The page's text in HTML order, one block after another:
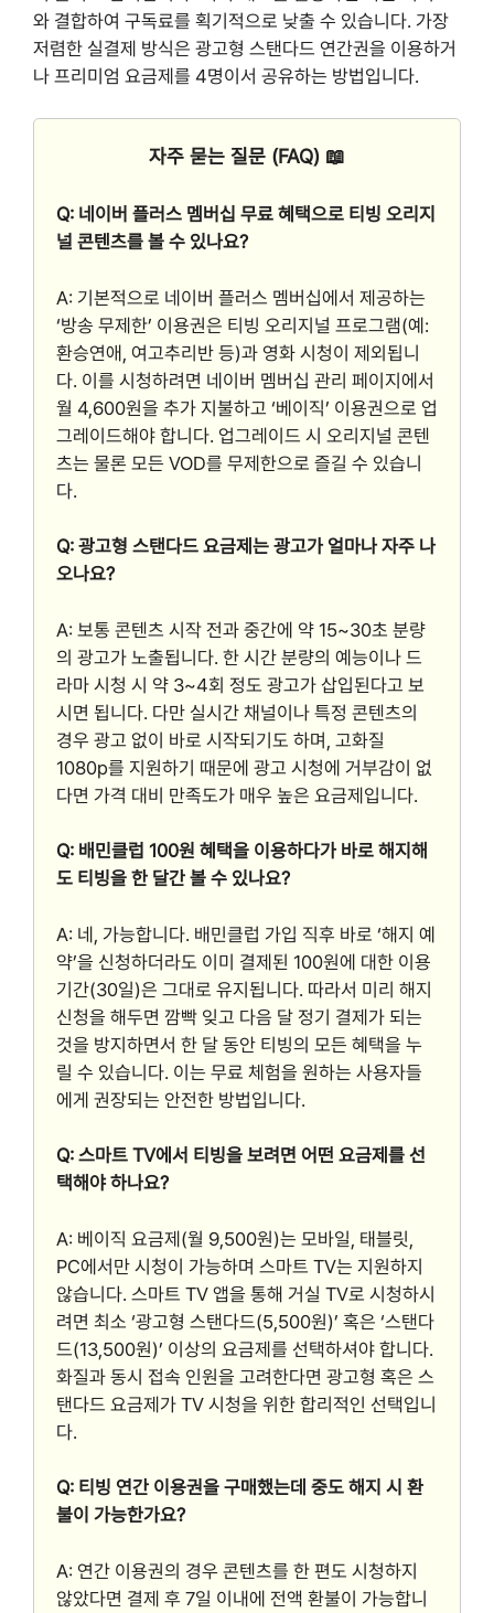
와 결합하여 구독료를 획기적으로 낮출 수 있습니다. 가장
저렴한 실결제 방식은 광고형 스탠다드 연간권을 이용하거
나 프리미엄 요금제를 4명이서 공유하는 방법입니다.
자주 묻는 질문 (FAQ) 📖
Q: 네이버 플러스 멤버십 무료 혜택으로 티빙 오리지
널 콘텐츠를 볼 수 있나요?
A: 기본적으로 네이버 플러스 멤버십에서 제공하는
‘방송 무제한’ 이용권은 티빙 오리지널 프로그램(예:
환승연애, 여고추리반 등)과 영화 시청이 제외됩니
다. 이를 시청하려면 네이버 멤버십 관리 페이지에서
월 4,600원을 추가 지불하고 ‘베이직’ 이용권으로 업
그레이드해야 합니다. 업그레이드 시 오리지널 콘텐
츠는 물론 모든 VOD를 무제한으로 즐길 수 있습니
다.
Q: 광고형 스탠다드 요금제는 광고가 얼마나 자주 나
오나요?
A: 보통 콘텐츠 시작 전과 중간에 약 15~30초 분량
의 광고가 노출됩니다. 한 시간 분량의 예능이나 드
라마 시청 시 약 3~4회 정도 광고가 삽입된다고 보
시면 됩니다. 다만 실시간 채널이나 특정 콘텐츠의
경우 광고 없이 바로 시작되기도 하며, 고화질
1080p를 지원하기 때문에 광고 시청에 거부감이 없
다면 가격 대비 만족도가 매우 높은 요금제입니다.
Q: 배민클럽 100원 혜택을 이용하다가 바로 해지해
도 티빙을 한 달간 볼 수 있나요?
A: 네, 가능합니다. 배민클럽 가입 직후 바로 ‘해지 예
약’을 신청하더라도 이미 결제된 100원에 대한 이용
기간(30일)은 그대로 유지됩니다. 따라서 미리 해지
신청을 해두면 깜빡 잊고 다음 달 정기 결제가 되는
것을 방지하면서 한 달 동안 티빙의 모든 혜택을 누
릴 수 있습니다. 이는 무료 체험을 원하는 사용자들
에게 권장되는 안전한 방법입니다.
Q: 스마트 TV에서 티빙을 보려면 어떤 요금제를 선
택해야 하나요?
A: 베이직 요금제(월 9,500원)는 모바일, 태블릿,
PC에서만 시청이 가능하며 스마트 TV는 지원하지
않습니다. 스마트 TV 앱을 통해 거실 TV로 시청하시
려면 최소 ‘광고형 스탠다드(5,500원)’ 혹은 ‘스탠다
드(13,500원)’ 이상의 요금제를 선택하셔야 합니다.
화질과 동시 접속 인원을 고려한다면 광고형 혹은 스
탠다드 요금제가 TV 시청을 위한 합리적인 선택입니
다.
Q: 티빙 연간 이용권을 구매했는데 중도 해지 시 환
불이 가능한가요?
A: 연간 이용권의 경우 콘텐츠를 한 편도 시청하지
않았다면 결제 후 7일 이내에 전액 환불이 가능합니